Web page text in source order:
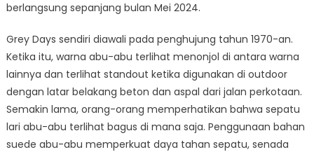
berlangsung sepanjang bulan Mei 2024.
Grey Days sendiri diawali pada penghujung tahun 1970-an.
Ketika itu, warna abu-abu terlihat menonjol di antara warna
lainnya dan terlihat standout ketika digunakan di outdoor
dengan latar belakang beton dan aspal dari jalan perkotaan.
Semakin lama, orang-orang memperhatikan bahwa sepatu
lari abu-abu terlihat bagus di mana saja. Penggunaan bahan
suede abu-abu memperkuat daya tahan sepatu, senada